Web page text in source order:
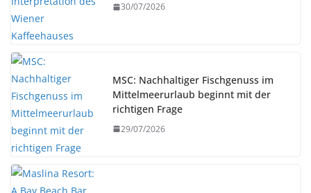
30/07/2026
MSC: Nachhaltiger Fischgenuss im
Mittelmeerurlaub beginnt mit der
richtigen Frage
29/07/2026